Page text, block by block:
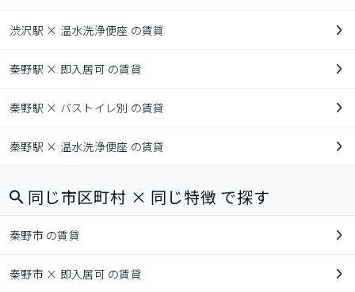
渋沢駅 × 温水洗浄便座 の賃貸
秦野駅 × 即入居可 の賃貸
秦野駅 × バストイレ別 の賃貸
秦野駅 × 温水洗浄便座 の賃貸
同じ市区町村 × 同じ特徴 で探す
秦野市 の賃貸
秦野市 × 即入居可 の賃貸